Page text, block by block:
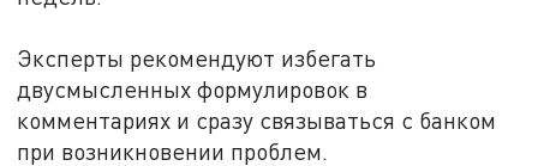
Эксперты рекомендуют избегать
двусмысленных формулировок в
комментариях и сразу связываться с банком
при возникновении проблем.